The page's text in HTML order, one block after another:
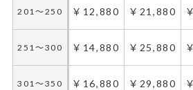
201～250 ￥12,880 ￥21,880
251～300 ￥14,880 ￥25,880
301～350 ￥16,880 ￥29,880